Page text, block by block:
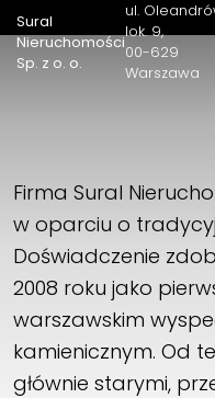
Sural
Nieruchomości
Sp. z o. o.
ul.
lok. 9
00-629
Warszawa
Firma Sural
w oparciu o
Doświadczenie
2008 roku jako
warszawskim
kamienicznym. Od
głównie starymi,